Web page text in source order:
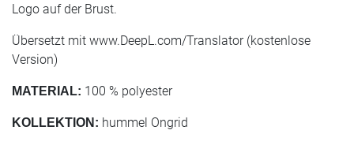
Logo auf der Brust.
Übersetzt mit www.DeepL.com/Translator (kostenlose
Version)
MATERIAL: 100 % polyester
KOLLEKTION: hummel Ongrid